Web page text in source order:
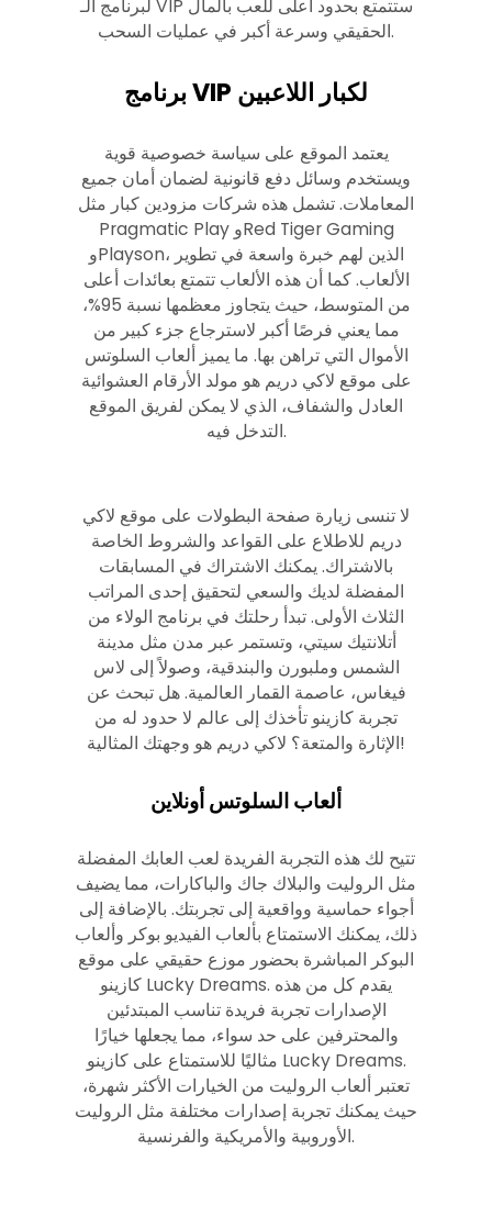
لبرنامج الـ VIP ستتمتع بحدود أعلى للعب بالمال
الحقيقي وسرعة أكبر في عمليات السحب.
برنامج VIP لكبار اللاعبين
يعتمد الموقع على سياسة خصوصية قوية
ويستخدم وسائل دفع قانونية لضمان أمان جميع
المعاملات. تشمل هذه شركات مزودين كبار مثل
Pragmatic Play وRed Tiger Gaming
وPlayson، الذين لهم خبرة واسعة في تطوير
الألعاب. كما أن هذه الألعاب تتمتع بعائدات أعلى
من المتوسط، حيث يتجاوز معظمها نسبة 95%،
مما يعني فرصًا أكبر لاسترجاع جزء كبير من
الأموال التي تراهن بها. ما يميز ألعاب السلوتس
على موقع لاكي دريم هو مولد الأرقام العشوائية
العادل والشفاف، الذي لا يمكن لفريق الموقع
التدخل فيه.
لا تنسى زيارة صفحة البطولات على موقع لاكي
دريم للاطلاع على القواعد والشروط الخاصة
بالاشتراك. يمكنك الاشتراك في المسابقات
المفضلة لديك والسعي لتحقيق إحدى المراتب
الثلاث الأولى. تبدأ رحلتك في برنامج الولاء من
أتلانتيك سيتي، وتستمر عبر مدن مثل مدينة
الشمس وملبورن والبندقية، وصولاً إلى لاس
فيغاس، عاصمة القمار العالمية. هل تبحث عن
تجربة كازينو تأخذك إلى عالم لا حدود له من
الإثارة والمتعة؟ لاكي دريم هو وجهتك المثالية!
ألعاب السلوتس أونلاين
تتيح لك هذه التجربة الفريدة لعب العابك المفضلة
مثل الروليت والبلاك جاك والباكارات، مما يضيف
أجواء حماسية وواقعية إلى تجربتك. بالإضافة إلى
ذلك، يمكنك الاستمتاع بألعاب الفيديو بوكر وألعاب
البوكر المباشرة بحضور موزع حقيقي على موقع
كازينو Lucky Dreams. يقدم كل من هذه
الإصدارات تجربة فريدة تناسب المبتدئين
والمحترفين على حد سواء، مما يجعلها خيارًا
مثاليًا للاستمتاع على كازينو Lucky Dreams.
تعتبر ألعاب الروليت من الخيارات الأكثر شهرة،
حيث يمكنك تجربة إصدارات مختلفة مثل الروليت
الأوروبية والأمريكية والفرنسية.